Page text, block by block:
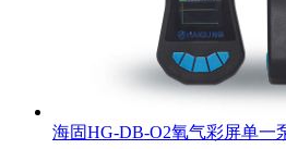
海固HG-DB-O2氧气彩屏单一